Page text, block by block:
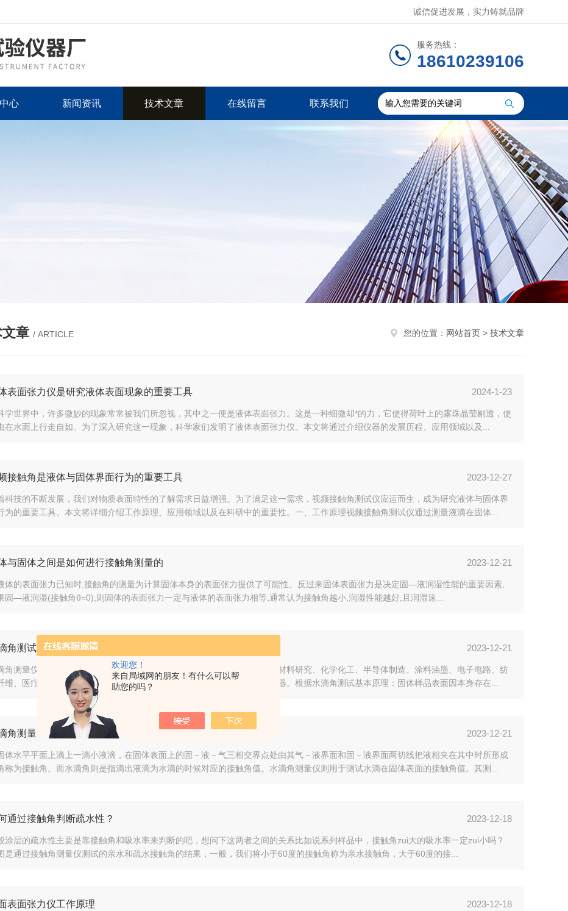
欢迎您！
来自局域网的朋友！有什么可以帮
助您的吗？
诚信促进发展，实力铸就品牌
服务热线：
18610239106
心 新闻资讯 技术文章 在线留言 联系我们
章 / ARTICLE 您的位置： 网站首页 > 技术文章
表面张力仪是研究液体表面现象的重要工具 2024-1-23
学世界中，许多微妙的现象常常被我们所忽视，其中之一便是液体表面张力。这是一种细微却*的力，它使得荷叶上的露珠晶莹剔透，使
在水面上行走自如。为了深入研究这一现象，科学家们发明了液体表面张力仪。本文将通过介绍仪器的发展历程、应用领域以及...
接触角是液体与固体界面行为的重要工具 2023-12-27
科技的不断发展，我们对物质表面特性的了解需求日益增强。为了满足这一需求，视频接触角测试仪应运而生，成为研究液体与固体界
为的重要工具。本文将详细介绍工作原理、应用领域以及在科研中的重要性。一、工作原理视频接触角测试仪通过测量液滴在固体...
与固体之间是如何进行接触角测量的 2023-12-21
体的表面张力已知时,接触角的测量为计算固体本身的表面张力提供了可能性。反过来固体表面张力是决定固—液润湿性能的重要因素,
固—液润湿(接触角θ=0),则固体的表面张力一定与液体的表面张力相等,通常认为接触角越小,润湿性能越好,且润湿速...
角测试仪在电子元件材料中运用 2023-12-21
角测量仪广泛应用于各个行业领域，在手机制造、玻璃制造、表面处理、材料研究、化学化工、半导体制造、涂料油墨、电子电路、纺
维、医疗生物等领域，接触角测量已经成为了一项评估表面性能的重要仪器。根据水滴角测试基本原理：固体样品表面因本身存在...
角测量仪分析方法 2023-12-21
体水平平面上滴上一滴小液滴，在固体表面上的固－液－气三相交界点处由其气－液界面和固－液界面两切线把液相夹在其中时所形成
称为接触角。而水滴角则是指滴出液滴为水滴的时候对应的接触角值。水滴角测量仪则用于测试水滴在固体表面的接触角值。其测...
通过接触角判断疏水性？ 2023-12-18
涂层的疏水性主要是靠接触角和吸水率来判断的吧，想问下这两者之间的关系比如说系列样品中，接触角zui大的吸水率一定zui小吗？
是通过接触角测量仪测试的亲水和疏水接触角的结果，一般，我们将小于60度的接触角称为亲水接触角，大于60度的接...
表面张力仪工作原理 2023-12-18